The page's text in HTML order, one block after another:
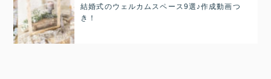
結婚式のウェルカムスペース9選♪作成動画つ
き！